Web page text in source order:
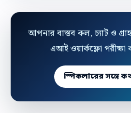
আপনার বাস্তব কল, চ্যাট ও
এআই ওয়ার্কফ্লো পরীক্ষা
স্পিকলারের সঙ্গে